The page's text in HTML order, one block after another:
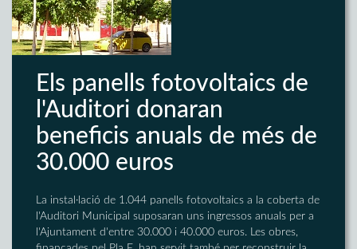
Els panells fotovoltaics de
l'Auditori donaran
beneficis anuals de més de
30.000 euros
La instal·lació de 1.044 panells fotovoltaics a la coberta de
l'Auditori Municipal suposaran uns ingressos anuals per a
l'Ajuntament d'entre 30.000 i 40.000 euros. Les obres,